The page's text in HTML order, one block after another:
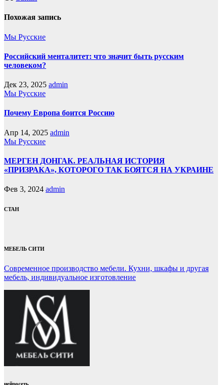
Похожая запись
Мы Русские
Российский менталитет: что значит быть русским
человеком?
Дек 23, 2025 admin
Мы Русские
Почему Европа боится Россию
Апр 14, 2025 admin
Мы Русские
МЕРГЕН ДОНГАК. РЕАЛЬНАЯ ИСТОРИЯ
«ПРИЗРАКА», КОТОРОГО ТАК БОЯТСЯ НА УКРАИНЕ
Фев 3, 2024 admin
СТАН
МЕБЕЛЬ СИТИ
Современное производство мебели. Кухни, шкафы и другая
мебель, индивидуальное изготовление
нейросеть